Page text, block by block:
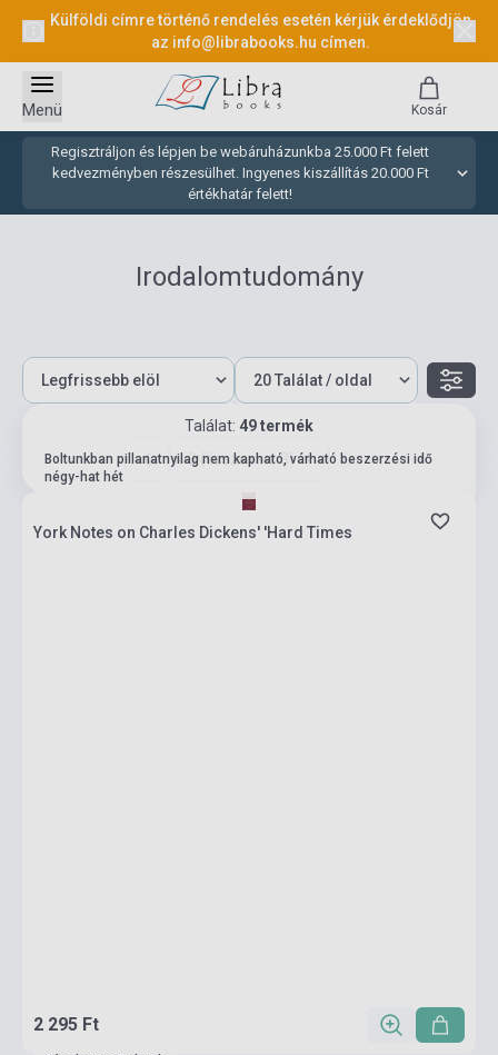
Külföldi címre történő rendelés esetén kérjük érdeklődjön
az info@librabooks.hu címen.
Regisztráljon és lépjen be webáruházunkba 25.000 Ft felett
kedvezményben részesülhet. Ingyenes kiszállítás 20.000 Ft
értékhatár felett!
Menü Kosár
Irodalomtudomány
Találat: 49 termék
3 (összesen: 3)
Boltunkban pillanatnyilag nem kapható, várható beszerzési idő
négy-hat hét
York Notes on Charles Dickens' 'Hard Times
2 295 Ft